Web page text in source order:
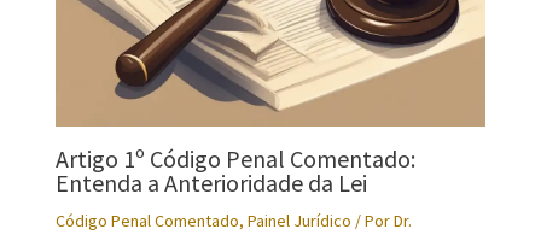
Artigo 1º Código Penal Comentado:
Entenda a Anterioridade da Lei
Código Penal Comentado, Painel Jurídico / PorDr.